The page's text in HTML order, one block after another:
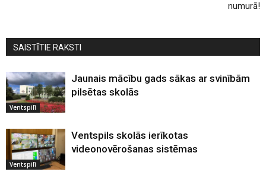
numurā!
SAISTĪTIE RAKSTI
Ventspilī
Jaunais mācību gads sākas ar svinībām
pilsētas skolās
Ventspilī
Ventspils skolās ierīkotas
videonovērošanas sistēmas